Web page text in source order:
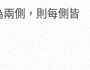
側，則每側皆